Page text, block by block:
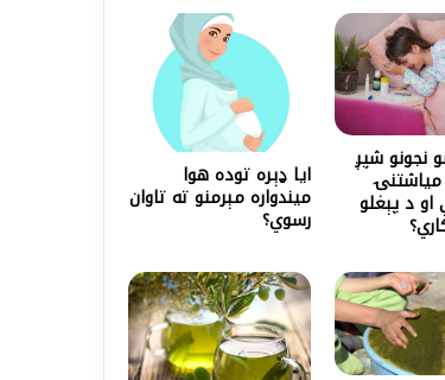
نجونو شپږ
د پېغلو
ایا ډېره توده هوا
میندواره مېرمنو ته تاوان
رسوي؟